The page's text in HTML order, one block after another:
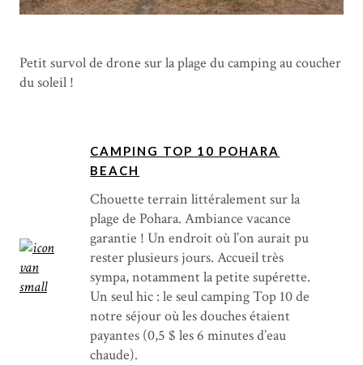
Petit survol de drone sur la plage du camping au coucher
du soleil !
CAMPING TOP 10 POHARA
BEACH
Chouette terrain littéralement sur la
plage de Pohara. Ambiance vacance
garantie ! Un endroit où l’on aurait pu
rester plusieurs jours. Accueil très
sympa, notamment la petite supérette.
Un seul hic : le seul camping Top 10 de
notre séjour où les douches étaient
payantes (0,5 $ les 6 minutes d’eau
chaude).